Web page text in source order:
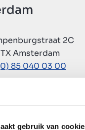
gebruik van
2C
Amsterdam
85 040 03 00